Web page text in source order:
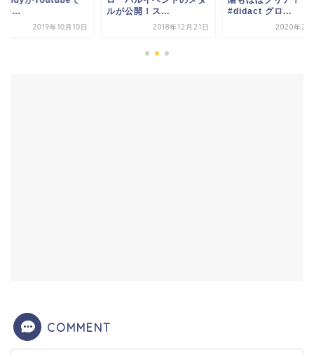
2018年12月21日
#didact グロ...
2020年2月24日
配信を...
COMMENT